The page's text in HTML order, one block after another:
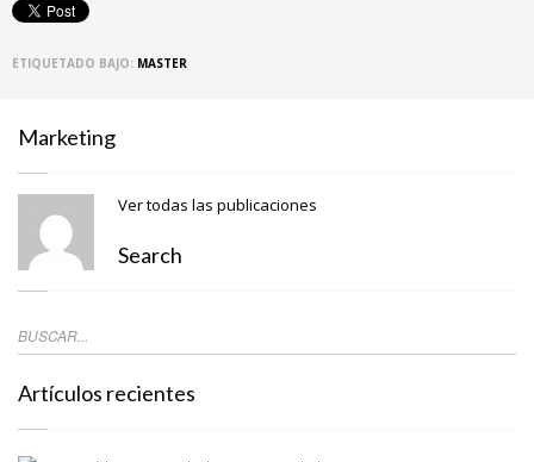
ETIQUETADO BAJO: MASTER
Marketing
Ver todas las publicaciones
Search
Artículos recientes